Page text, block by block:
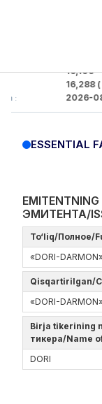
16,100
16,288( —
2026-08-
ESSENTIAL
ЭМИТЕНТА/
To‘liq/Полное/
«DORI-
Qisqartirilgan/
«DORI-
Birja tikerining
тикера/Name
DORI